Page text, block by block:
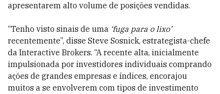
apresentarem alto volume de posições vendidas.
“Tenho visto sinais de uma ‘fuga para o lixo’
recentemente”, disse Steve Sosnick, estrategista-chefe
da Interactive Brokers. “A recente alta, inicialmente
impulsionada por investidores individuais comprando
ações de grandes empresas e índices, encorajou
muitos a se envolverem com tipos de investimento